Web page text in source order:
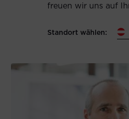
freuen wir uns auf
Standort wählen: